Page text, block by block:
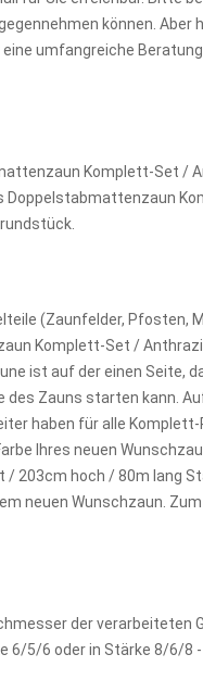
können. Aber
umfangreiche
Komplett-Set /
Doppelstabmattenzaun
(Zaunfelder, Pfosten,
Komplett-Set /
ist auf der einen Seite,
Zauns starten kann.
haben für alle
Ihres neuen
203cm hoch / 80m lang
neuen Wunschzaun.
der verarbeiteten
6/5/6 oder in Stärke 8/6/8